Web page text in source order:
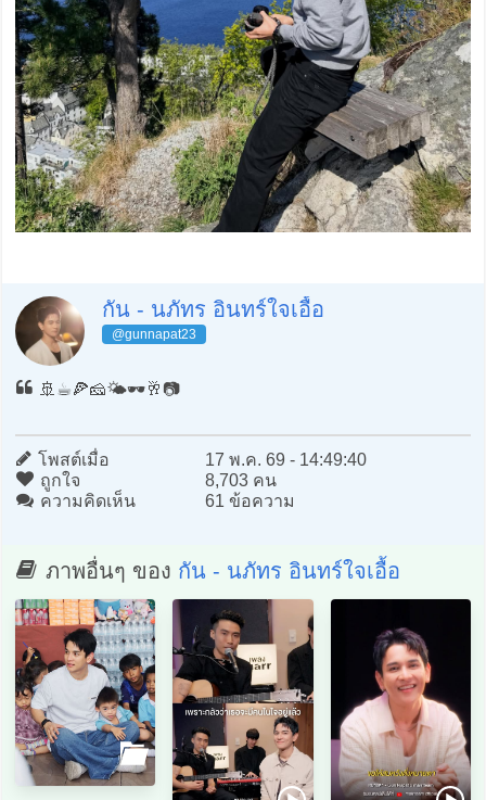
กัน - นภัทร อินทร์ใจเอื้อ
@gunnapat23
🚢☕️🍕🧀🌤️🕶️🥂📷
โพสต์เมื่อ
17 พ.ค. 69 - 14:49:40
ถูกใจ
8,703 คน
ความคิดเห็น
61 ข้อความ
ภาพอื่นๆ ของ กัน - นภัทร อินทร์ใจเอื้อ